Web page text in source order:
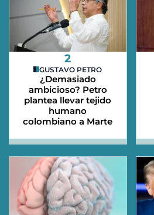
2
GUSTAVO PETRO
¿Demasiado
ambicioso? Petro
plantea llevar tejido
humano
colombiano a Marte